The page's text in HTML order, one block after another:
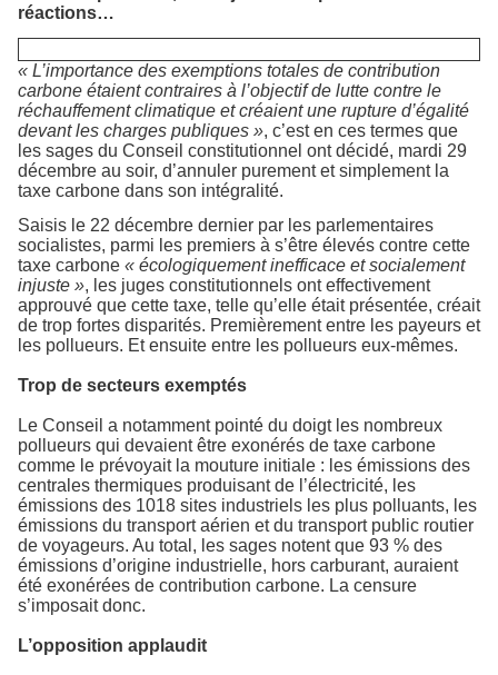
réactions…
« L’importance des exemptions totales de contribution
carbone étaient contraires à l’objectif de lutte contre le
réchauffement climatique et créaient une rupture d’égalité
devant les charges publiques », c’est en ces termes que
les sages du Conseil constitutionnel ont décidé, mardi 29
décembre au soir, d’annuler purement et simplement la
taxe carbone dans son intégralité.
Saisis le 22 décembre dernier par les parlementaires
socialistes, parmi les premiers à s’être élevés contre cette
taxe carbone « écologiquement inefficace et socialement
injuste », les juges constitutionnels ont effectivement
approuvé que cette taxe, telle qu’elle était présentée, créait
de trop fortes disparités. Premièrement entre les payeurs et
les pollueurs. Et ensuite entre les pollueurs eux-mêmes.
Trop de secteurs exemptés
Le Conseil a notamment pointé du doigt les nombreux
pollueurs qui devaient être exonérés de taxe carbone
comme le prévoyait la mouture initiale : les émissions des
centrales thermiques produisant de l’électricité, les
émissions des 1018 sites industriels les plus polluants, les
émissions du transport aérien et du transport public routier
de voyageurs. Au total, les sages notent que 93 % des
émissions d’origine industrielle, hors carburant, auraient
été exonérées de contribution carbone. La censure
s’imposait donc.
L’opposition applaudit